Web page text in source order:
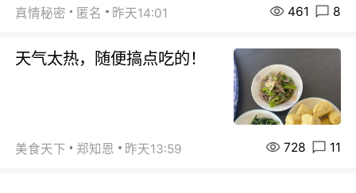
真情秘密 匿名 昨天14:01 461 8
天气太热，随便搞点吃的！
美食天下 郑知恩 昨天13:59 728 11